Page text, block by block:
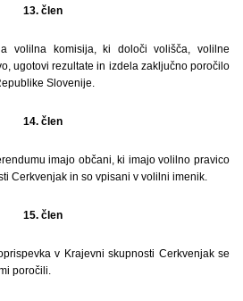
13. člen
volilna komisija, ki določi volišča, volilne
ugotovi rezultate in izdela zaključno poročilo
Slovenije.
14. člen
imajo občani, ki imajo volilno pravico
Cerkvenjak in so vpisani v volilni imenik.
15. člen
v Krajevni skupnosti Cerkvenjak se
poročili.